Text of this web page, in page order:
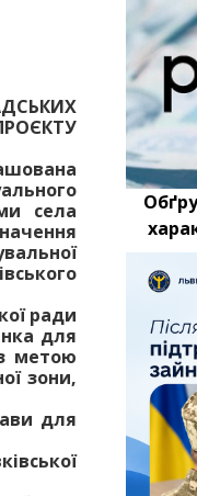
села
ради
для
метою
зони,
для